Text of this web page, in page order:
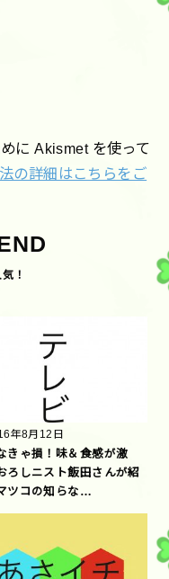
に Akismet を使って
の詳細はこちらをご
年8月12日
きゃ損！味＆食感が激
ろしニスト飯田さんが紹
ツコの知らな…